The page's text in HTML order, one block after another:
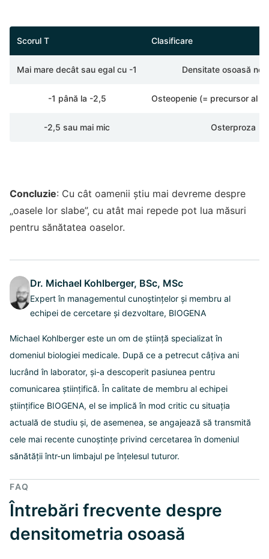
Scorul T Clasificare
Mai mare decât sau egal cu -1 Densitate osoasă
-1 până la -2,5 Osteopenie (= precursor al
-2,5 sau mai mic Osterproza
Concluzie: Cu cât oamenii știu mai devreme despre
„oasele lor slabe”, cu atât mai repede pot lua măsuri
pentru sănătatea oaselor.
Dr. Michael Kohlberger, BSc, MSc
Expert în managementul cunoștințelor și membru al
echipei de cercetare și dezvoltare, BIOGENA
Michael Kohlberger este un om de știință specializat în
domeniul biologiei medicale. După ce a petrecut câțiva ani
lucrând în laborator, și-a descoperit pasiunea pentru
comunicarea științifică. În calitate de membru al echipei
științifice BIOGENA, el se implică în mod critic cu situația
actuală de studiu și, de asemenea, se angajează să transmită
cele mai recente cunoștințe privind cercetarea în domeniul
sănătății într-un limbajul pe înțelesul tuturor.
FAQ
Întrebări frecvente despre
densitometria osoasă